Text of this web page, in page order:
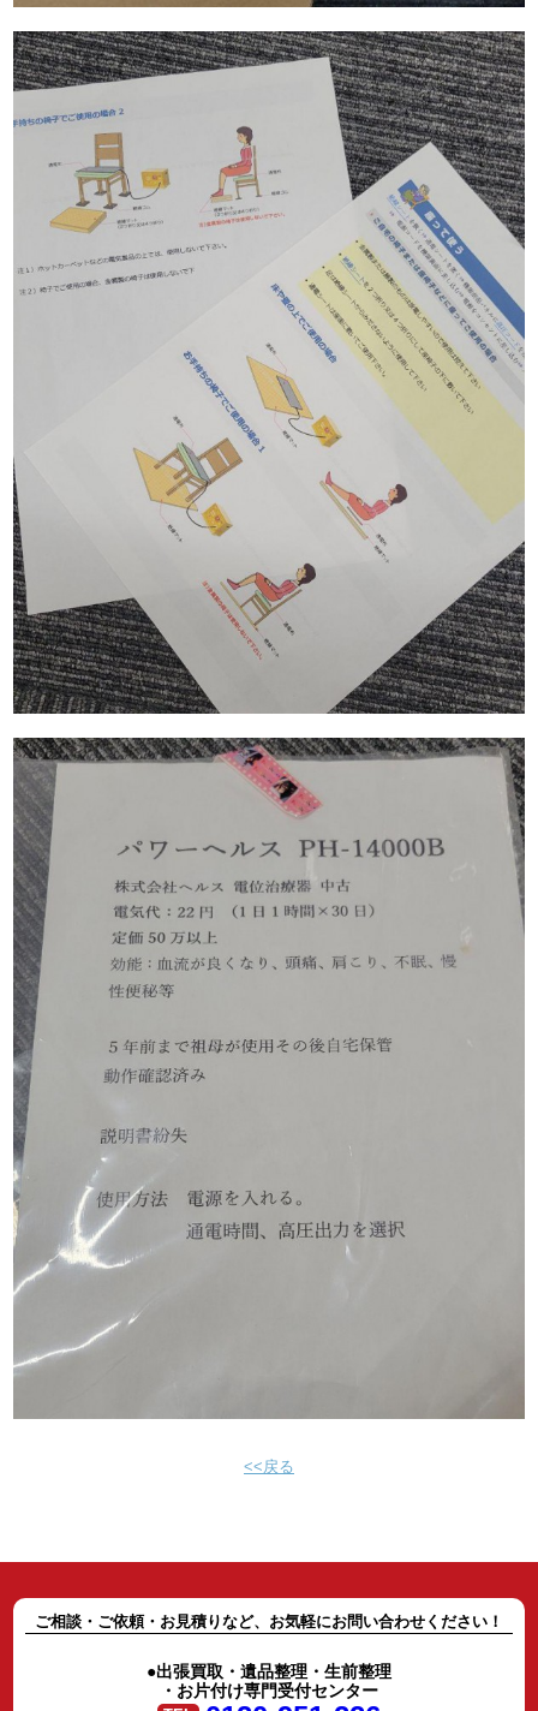
<<戻る
ご相談・ご依頼・お見積りなど、お気軽にお問い合わせください！
●出張買取・遺品整理・生前整理
・お片付け専門受付センター